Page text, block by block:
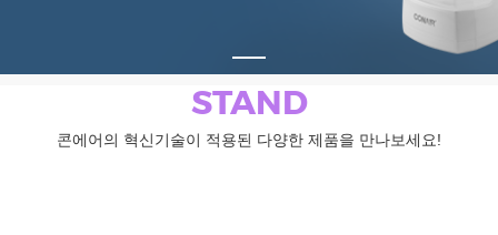
STAND
콘에어의 혁신기술이 적용된 다양한 제품을 만나보세요!